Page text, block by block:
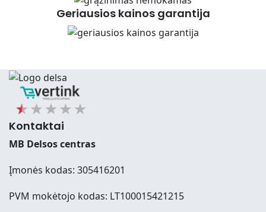
Geriausios kainos garantija
Kontaktai
MB Delsos centras
Įmonės kodas: 305416201
PVM mokėtojo kodas: LT100015421215